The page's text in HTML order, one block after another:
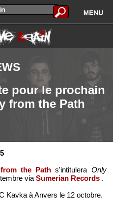
pour le prochain
from the Path
the Path s'intitulera Only
viaSumerian Records .
Kavka à Anvers le 12 octobre.